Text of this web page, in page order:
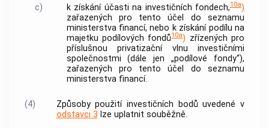
c) k získání účasti na investičních fondech,10a)
zařazených pro tento účel do seznamu
ministerstva financí, nebo k získání podílu na
majetku podílových fondů10a) zřízených pro
příslušnou privatizační vlnu investičními
společnostmi (dále jen „podílové fondy“),
zařazených pro tento účel do seznamu
ministerstva financí.
(4)
Způsoby použití investičních bodů uvedené v
odstavci 3 lze uplatnit souběžně.